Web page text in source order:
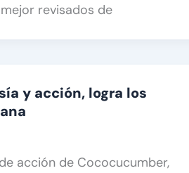
revisados de
y acción, logra los
acción de Cococucumber,